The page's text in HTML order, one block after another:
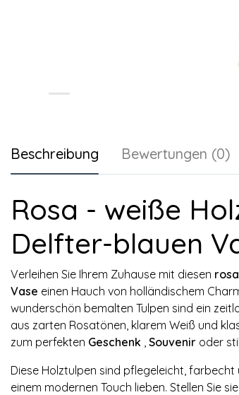
Beschreibung Bewertungen (0)
Rosa - weiße
Delfter-blauen
Verleihen Sie Ihrem Zuhause mit diesen
Vase einen Hauch von holländischem
wunderschön bemalten Tulpen sind ein
aus zarten Rosatönen, klarem Weiß und
zum perfekten Geschenk , Souvenir oder
Diese Holztulpen sind pflegeleicht,
einem modernen Touch lieben. Stellen Sie